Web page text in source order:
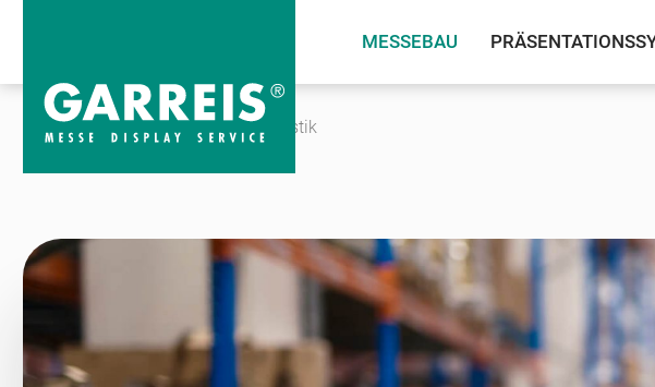
MESSEBAU
Messebau Service Messelogistik